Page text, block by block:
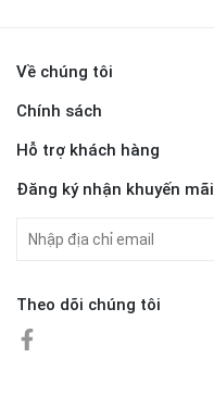
Về chúng tôi
Chính sách
Hỗ trợ khách hàng
Đăng ký nhận khuyến mãi
Theo dõi chúng tôi